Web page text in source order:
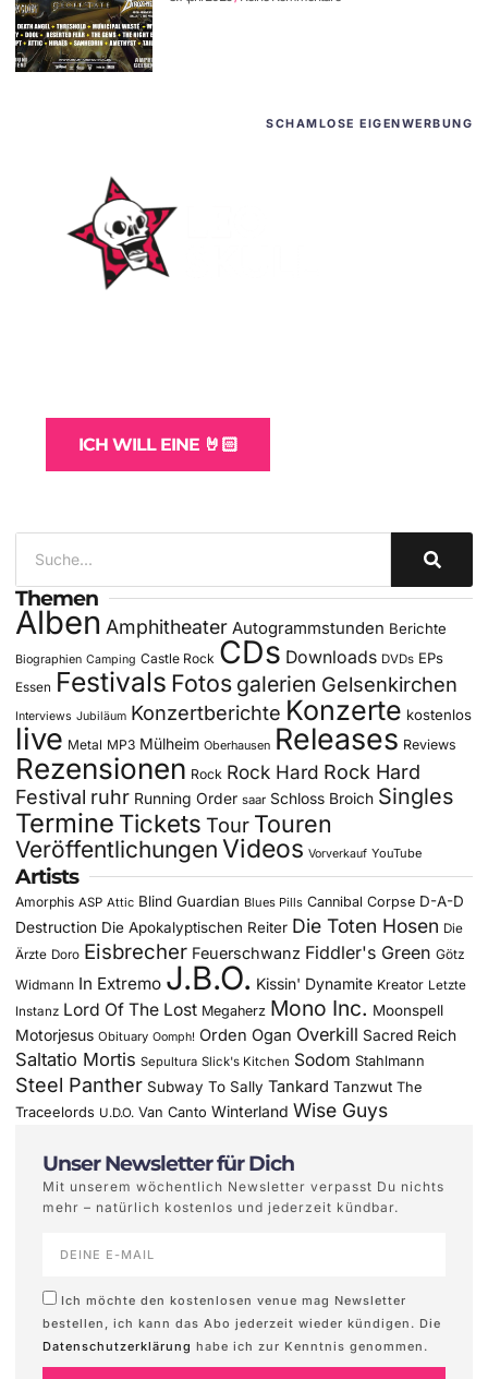
SCHAMLOSE EIGENWERBUNG
ICH WILL EINE 🤘🏻
Themen
Alben Amphitheater Autogrammstunden Berichte
Biographien Camping Castle Rock CDs Downloads DVDs EPs
Essen Festivals Fotos galerien Gelsenkirchen
Interviews Jubiläum Konzertberichte Konzerte kostenlos
live Metal MP3 Mülheim Oberhausen Releases Reviews
Rezensionen Rock Rock Hard Rock Hard
Festival ruhr Running Order saar Schloss Broich Singles
Termine Tickets Tour Touren
Veröffentlichungen Videos Vorverkauf YouTube
Artists
Amorphis ASP Attic Blind Guardian Blues Pills Cannibal Corpse D-A-D
Destruction Die Apokalyptischen Reiter Die Toten Hosen Die
Ärzte Doro Eisbrecher Feuerschwanz Fiddler's Green Götz
Widmann In Extremo J.B.O. Kissin' Dynamite Kreator Letzte
Instanz Lord Of The Lost Megaherz Mono Inc. Moonspell
Motorjesus Obituary Oomph! Orden Ogan Overkill Sacred Reich
Saltatio Mortis Sepultura Slick's Kitchen Sodom Stahlmann
Steel Panther Subway To Sally Tankard Tanzwut The
Traceelords U.D.O. Van Canto Winterland Wise Guys
Unser Newsletter für Dich
Mit unserem wöchentlich Newsletter verpasst Du nichts
mehr – natürlich kostenlos und jederzeit kündbar.
Ich möchte den kostenlosen venue mag Newsletter
bestellen, ich kann das Abo jederzeit wieder kündigen. Die
Datenschutzerklärung habe ich zur Kenntnis genommen.